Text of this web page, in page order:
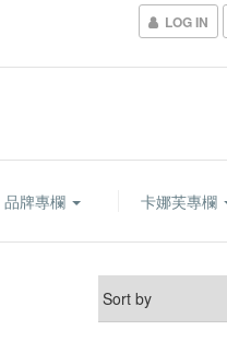
LOG IN
品牌專欄 卡娜芙專欄